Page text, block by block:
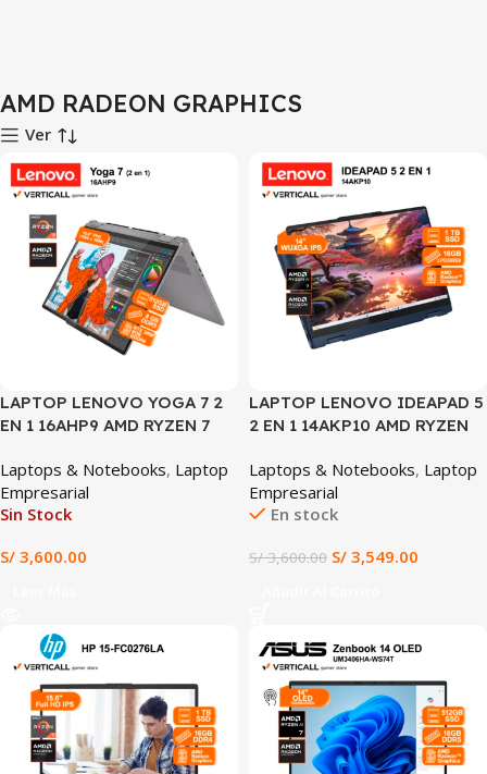
AMD RADEON GRAPHICS
Ver
LAPTOP LENOVO YOGA 7 2
EN 1 16AHP9 AMD RYZEN 7
AMD RADEON GRAPHICS 16″
WUXGA TÁCTIL WINDOWS
11 TECLADO ESPAÑOL
Laptops & Notebooks, Laptop
Empresarial
Sin Stock
S/ 3,600.00
SALE
LAPTOP LENOVO IDEAPAD 5
2 EN 1 14AKP10 AMD RYZEN
14″ WUXGA IPS
TOUCHSCREEN WINDOWS 11
(Lenovo IdeaPad 5 2-in-1
Laptops & Notebooks, Laptop
Empresarial
En stock
S/3,600.00 S/ 3,549.00